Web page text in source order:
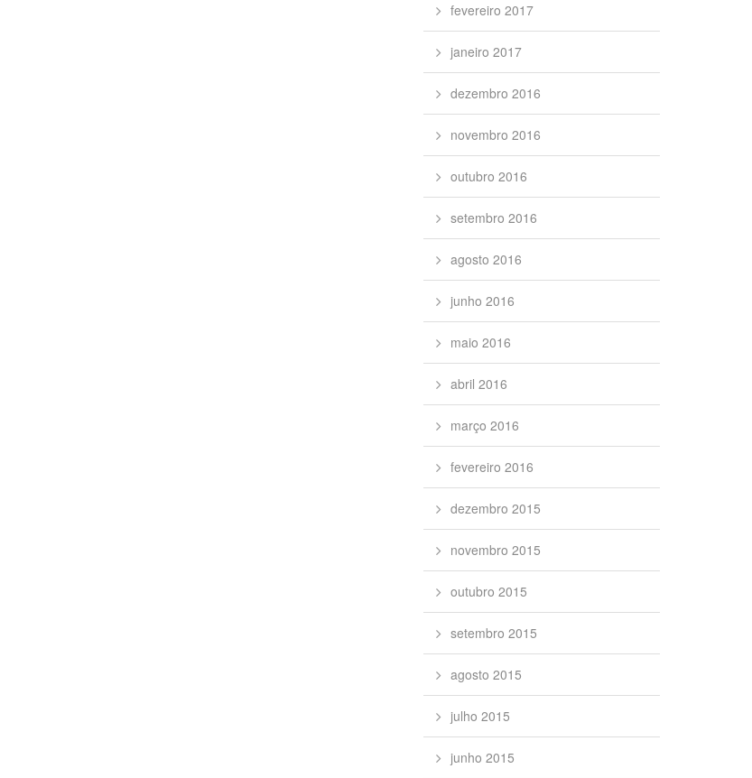
fevereiro 2017
janeiro 2017
dezembro 2016
novembro 2016
outubro 2016
setembro 2016
agosto 2016
junho 2016
maio 2016
abril 2016
março 2016
fevereiro 2016
dezembro 2015
novembro 2015
outubro 2015
setembro 2015
agosto 2015
julho 2015
junho 2015